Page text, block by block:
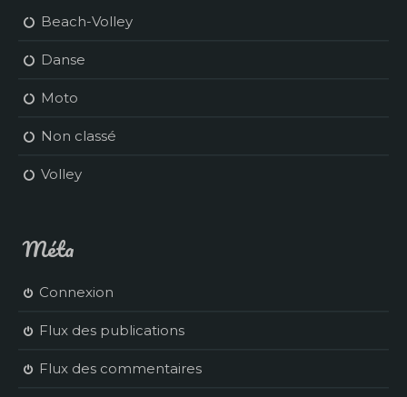
Beach-Volley
Danse
Moto
Non classé
Volley
Méta
Connexion
Flux des publications
Flux des commentaires